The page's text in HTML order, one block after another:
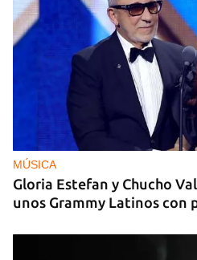
MÚSICA
Gloria Estefan y Chucho
unos Grammy Latinos con